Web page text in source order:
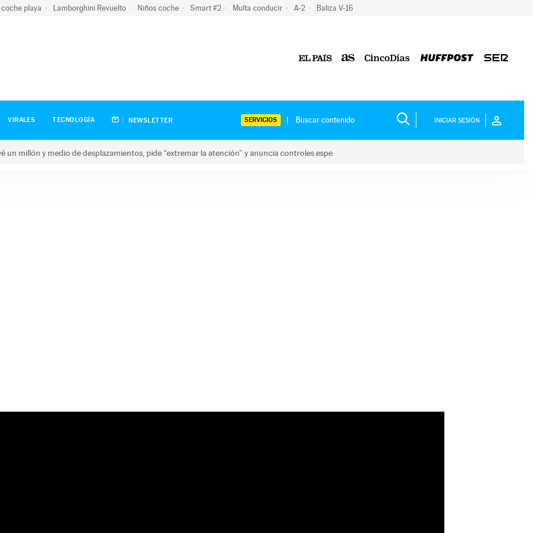
coche playa Lamborghini Revuelto Niños coche Smart #2 Multa conducir A-2 Baliza V-16
VIRALES TECNOLOGÍA NEWSLETTER SERVICIOS INICIAR SESIÓN
un millón y medio de desplazamientos, pide “extremar la atención” y anuncia controles espe